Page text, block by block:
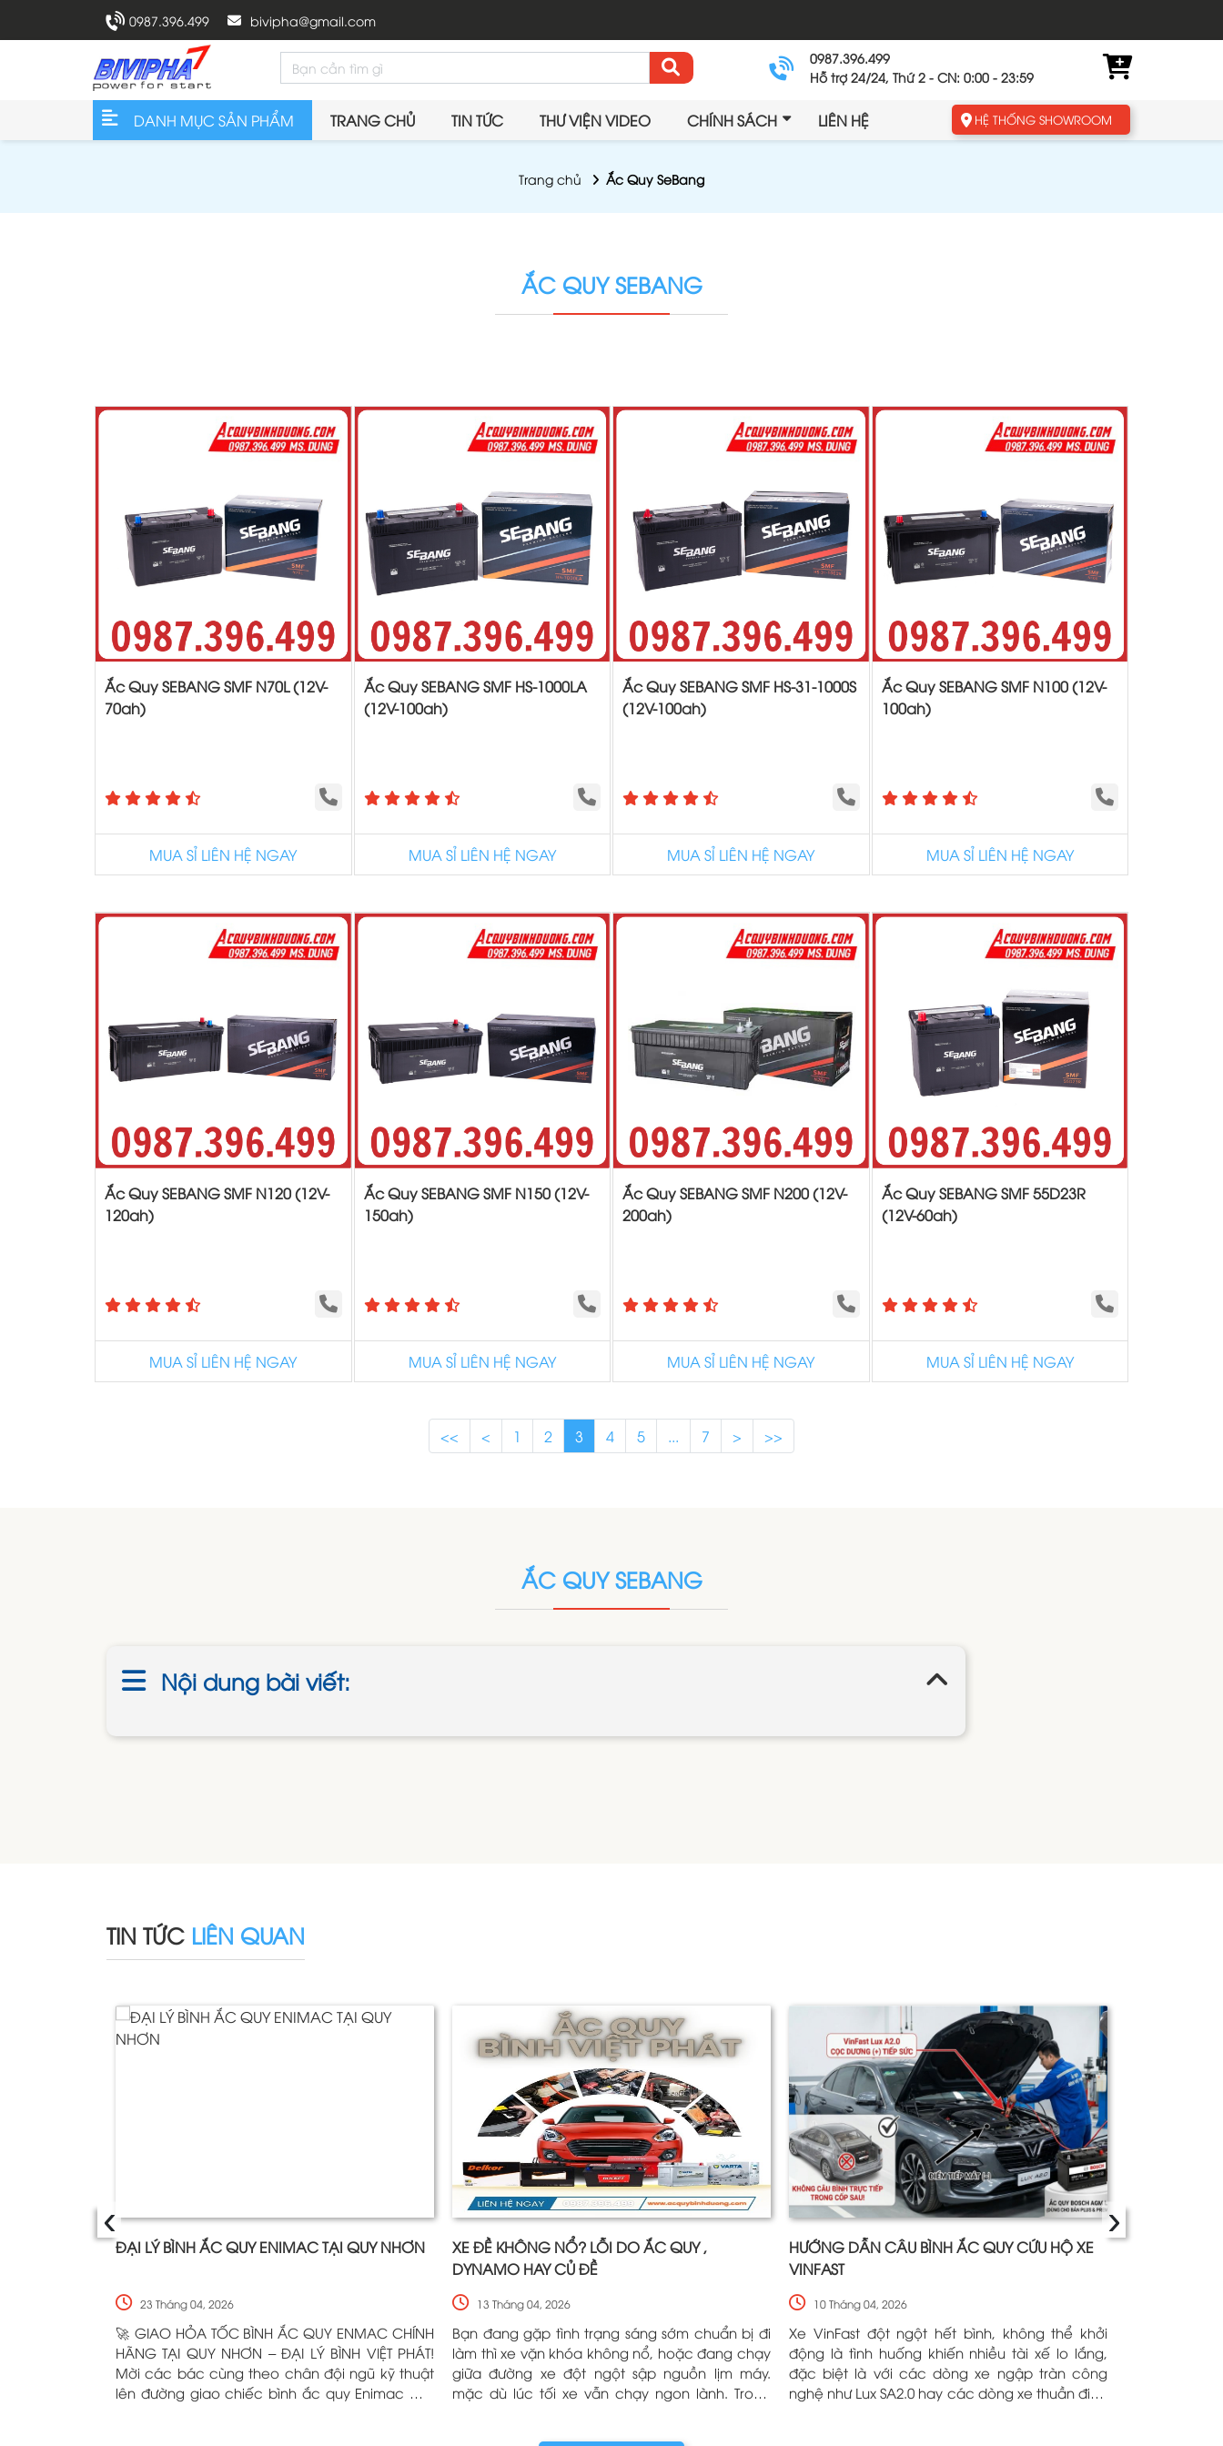
0987.396.499 bivipha@gmail.com
0987.396.499
Hỗ trợ 24/24, Thứ 2 - CN: 0:00 - 23:59
DANH MỤC SẢN PHẨM TRANG CHỦ TIN TỨC THƯ VIỆN VIDEO CHÍNH SÁCH LIÊN HỆ HỆ THỐNG SHOWROOM
Trang chủ Ắc Quy SeBang
ẮC QUY SEBANG
Ắc Quy SEBANG SMF N70L (12V-
70ah)
MUA SỈ LIÊN HỆ NGAY
Ắc Quy SEBANG SMF HS-1000LA
(12V-100ah)
MUA SỈ LIÊN HỆ NGAY
Ắc Quy SEBANG SMF HS-31-1000S
(12V-100ah)
MUA SỈ LIÊN HỆ NGAY
Ắc Quy SEBANG SMF N100 (12V-
100ah)
MUA SỈ LIÊN HỆ NGAY
Ắc Quy SEBANG SMF N120 (12V-
120ah)
MUA SỈ LIÊN HỆ NGAY
Ắc Quy SEBANG SMF N150 (12V-
150ah)
MUA SỈ LIÊN HỆ NGAY
Ắc Quy SEBANG SMF N200 (12V-
200ah)
MUA SỈ LIÊN HỆ NGAY
Ắc Quy SEBANG SMF 55D23R
(12V-60ah)
MUA SỈ LIÊN HỆ NGAY
<< < 1 2 3 4 5 ... 7 > >>
ẮC QUY SEBANG
Nội dung bài viết:
TIN TỨC LIÊN QUAN
ĐẠI LÝ BÌNH ẮC QUY ENIMAC TẠI QUY NHƠN
23 Tháng 04, 2026
🚀 GIAO HỎA TỐC BÌNH ẮC QUY ENMAC CHÍNH
HÃNG TẠI QUY NHƠN – ĐẠI LÝ BÌNH VIỆT PHÁT!
Mời các bác cùng theo chân đội ngũ kỹ thuật
lên đường giao chiếc bình ắc quy Enimac mới
XE ĐỀ KHÔNG NỔ? LỖI DO ẮC QUY ,
DYNAMO HAY CỦ ĐỀ
13 Tháng 04, 2026
Bạn đang gặp tình trạng sáng sớm chuẩn bị đi
làm thì xe vặn khóa không nổ, hoặc đang chạy
giữa đường xe đột ngột sập nguồn lịm máy.
mặc dù lúc tối xe vẫn chạy ngon lành. Trong
HƯỚNG DẪN CÂU BÌNH ẮC QUY CỨU HỘ XE
VINFAST
10 Tháng 04, 2026
Xe VinFast đột ngột hết bình, không thể khởi
động là tình huống khiến nhiều tài xế lo lắng,
đặc biệt là với các dòng xe ngập tràn công
nghệ như Lux SA2.0 hay các dòng xe thuần điện
CUNG CẤP
‹ ›